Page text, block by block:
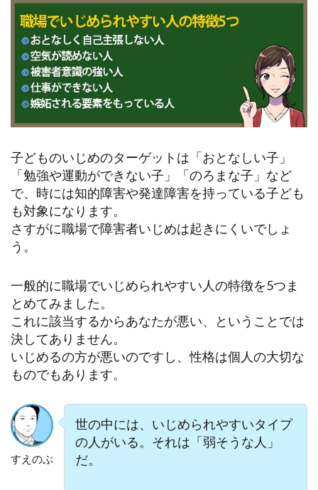
子どものいじめのターゲットは「おとなしい子」
「勉強や運動ができない子」「のろまな子」など
で、時には知的障害や発達障害を持っている子ども
も対象になります。
さすがに職場で障害者いじめは起きにくいでしょ
う。
一般的に職場でいじめられやすい人の特徴を5つま
とめてみました。
これに該当するからあなたが悪い、ということでは
決してありません。
いじめるの方が悪いのですし、性格は個人の大切な
ものでもあります。
すえのぶ
‪‪世の中には、いじめられやすいタイプ
の人がいる。それは「弱そうな人」
だ。‬